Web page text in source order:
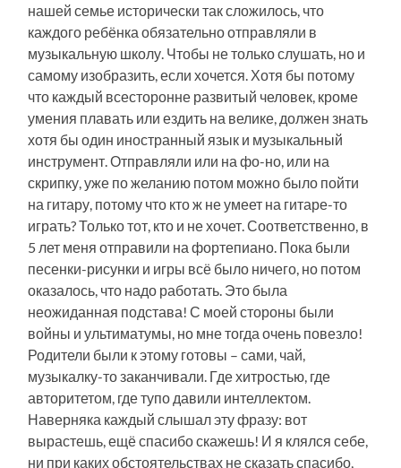
нашей семье исторически так сложилось, что
каждого ребёнка обязательно отправляли в
музыкальную школу. Чтобы не только слушать, но и
самому изобразить, если хочется. Хотя бы потому
что каждый всесторонне развитый человек, кроме
умения плавать или ездить на велике, должен знать
хотя бы один иностранный язык и музыкальный
инструмент. Отправляли или на фо-но, или на
скрипку, уже по желанию потом можно было пойти
на гитару, потому что кто ж не умеет на гитаре-то
играть? Только тот, кто и не хочет. Соответственно, в
5 лет меня отправили на фортепиано. Пока были
песенки-рисунки и игры всё было ничего, но потом
оказалось, что надо работать. Это была
неожиданная подстава! С моей стороны были
войны и ультиматумы, но мне тогда очень повезло!
Родители были к этому готовы – сами, чай,
музыкалку-то заканчивали. Где хитростью, где
авторитетом, где тупо давили интеллектом.
Наверняка каждый слышал эту фразу: вот
вырастешь, ещё спасибо скажешь! И я клялся себе,
ни при каких обстоятельствах не сказать спасибо,